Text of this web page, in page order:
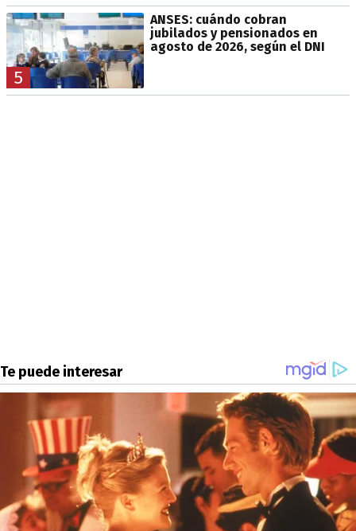
5
ANSES: cuándo cobran
jubilados y pensionados en
agosto de 2026, según el DNI